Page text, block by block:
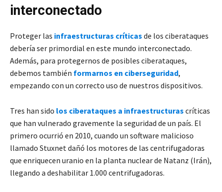
interconectado
Proteger las infraestructuras críticas de los ciberataques
debería ser primordial en este mundo interconectado.
Además, para protegernos de posibles ciberataques,
debemos también formarnos en ciberseguridad,
empezando con un correcto uso de nuestros dispositivos.
Tres han sido los ciberataques a infraestructuras críticas
que han vulnerado gravemente la seguridad de un país. El
primero ocurrió en 2010, cuando un software malicioso
llamado Stuxnet dañó los motores de las centrifugadoras
que enriquecen uranio en la planta nuclear de Natanz (Irán),
llegando a deshabilitar 1.000 centrifugadoras.